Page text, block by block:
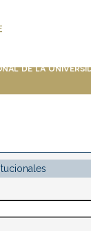
de la